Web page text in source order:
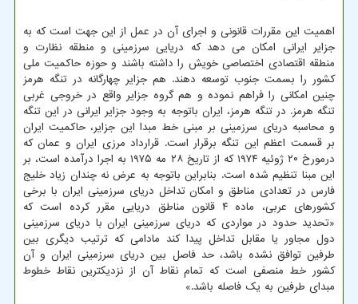
اهمیت این مقررات قانونی و اجرای آن در عمل از این جهت است که به
جزایر ایرانی امکان می دهد که دریایی سرزمینی و منطقه نظارت و
منطقه اقتصادی اختصاصی خویش را داشته باشند و حوزه حاکمیت ملی
کشور را بسمت جنوب توسعه دهند. هم جزایر چهارگانه در تنگه هرمز
چنین امکانی را فراهم نموده و هم گروه جزایر واقع در خروجی غربی
تنگه هرمز. در تنگه هرمز، ایران باتوجه به وجود جزایر ایرانی در این تنگه
و محاسبه دریای سرزمینی بر مبنی خط مبدا این جزایر، حاکمیت ایران
بر قسمت اعظم این تنگه برقرار است. قرارداد مرزی ایران و عمان که
درمورخ ۲۰ ژوئیه ۱۹۷۴ که از تاریخ ۲۸ مه ۱۹۷۵ به اجرا درآمده است، بر
این مبنا تنظیم شده است. بنابراین باتوجه به عرض نه چندان زیاد خلیج
فارس در تعدادی مناطق و امکان تداخل دریای سرزمینی ایران با برخی
کشورهای عربی، ماده ۴ قانون مناطق دریایی مقرر کرده است که
«تحدید حدود در مواردی که دریای سرزمینی ایران با دریای سرزمینی
دول مجاور یا مقابل تداخل پیدا کند مادامی که ترتیب دیگری بین
طرفین توافق نشده باشد، حد فاصل بین دریای سرزمینی ایران و آن
کشور خط منصفی است که تمام نقاط آن از نزدیکترین نقاط خطوط
مبدای طرفین به یک فاصله باشد.»